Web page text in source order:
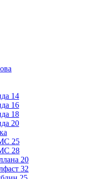
14
16
18
20
25
28
20
32